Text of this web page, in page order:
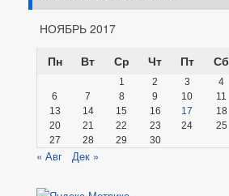
НОЯБРЬ 2017
Пн
Вт Ср Чт Пт Сб
1 2 3 4
6
7 8 9 10 11
13
14 15 16 17 18
20
21 22 23 24 25
27
28 29 30
« Авг Дек »